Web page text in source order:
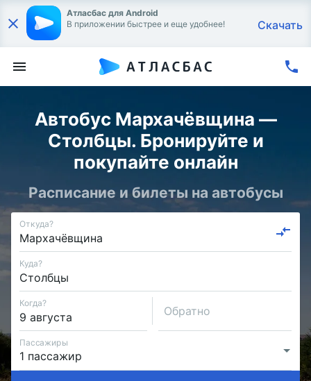
Атласбас для Android
В приложении быстрее и еще удобнее!
Скачать
Автобус Мархачёвщина —
Столбцы. Бронируйте и
покупайте онлайн
Расписание и билеты на автобусы
Откуда?
Куда?
Когда?
Обратно
Пассажиры